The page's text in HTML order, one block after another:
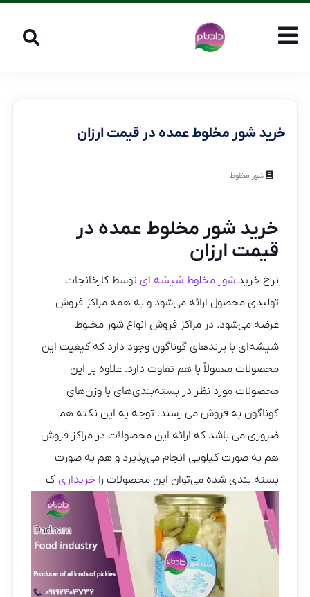
خرید شور مخلوط عمده در قیمت ارزان
شور مخلوط
خرید شور مخلوط عمده در
قیمت ارزان
نرخ خریدشور مخلوط شیشه ای توسط کارخانجات
تولیدی محصول ارائه می‌شود و به همه مراکز فروش
عرضه می‌شود. در مراکز فروش انواع شور مخلوط
شیشه‌ای با برندهای گوناگون وجود دارد که کیفیت این
محصولات معمولاً با هم تفاوت دارد. علاوه بر این
محصولات مورد نظر در بسته‌بندی‌های با وزن‌های
گوناگون به فروش می رسند. توجه به این نکته هم
ضروری می باشد که ارائه این محصولات در مراکز فروش
هم به صورت کیلویی انجام می‌پذیرد و هم به صورت
بسته بندی شده می‌توان این محصولات راخریداری ک